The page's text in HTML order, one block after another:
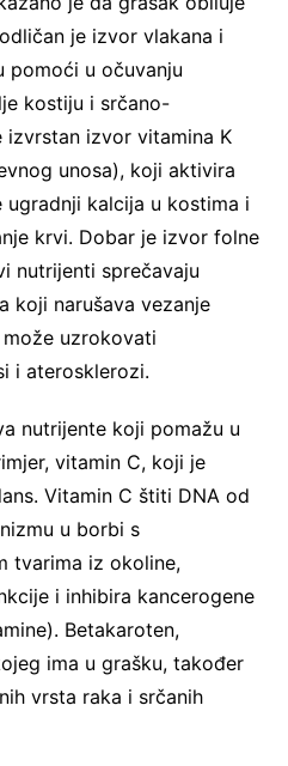
je izvor vlakana i
pomoći u očuvanju
kostiju i srčano-
izvor vitamina K
unosa), koji aktivira
kalcija u kostima i
krvi. Dobar je izvor folne
nutrijenti sprečavaju
koji narušava vezanje
uzrokovati
i aterosklerozi.
nutrijente koji pomažu u
vitamin C, koji je
Vitamin C štiti DNA od
u borbi s
tvarima iz okoline,
i inhibira kancerogene
Betakaroten,
ima u grašku, također
vrsta raka i srčanih